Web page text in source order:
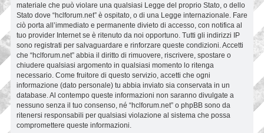
materiale che può violare una qualsiasi Legge del proprio Stato, o dello
Stato dove “hclforum.net” è ospitato, o di una Legge internazionale. Fare
ciò porta all’immediato e permanente divieto di accesso, con notifica al
tuo provider Internet se è ritenuto da noi opportuno. Tutti gli indirizzi IP
sono registrati per salvaguardare e rinforzare queste condizioni. Accetti
che “hclforum.net” abbia il diritto di rimuovere, riscrivere, spostare o
chiudere qualsiasi argomento in qualsiasi momento lo ritenga
necessario. Come fruitore di questo servizio, accetti che ogni
informazione (dato personale) tu abbia inviato sia conservata in un
database. Al contempo queste informazioni non saranno divulgate a
nessuno senza il tuo consenso, né “hclforum.net” o phpBB sono da
ritenersi responsabili per qualsiasi violazione al sistema che possa
compromettere queste informazioni.